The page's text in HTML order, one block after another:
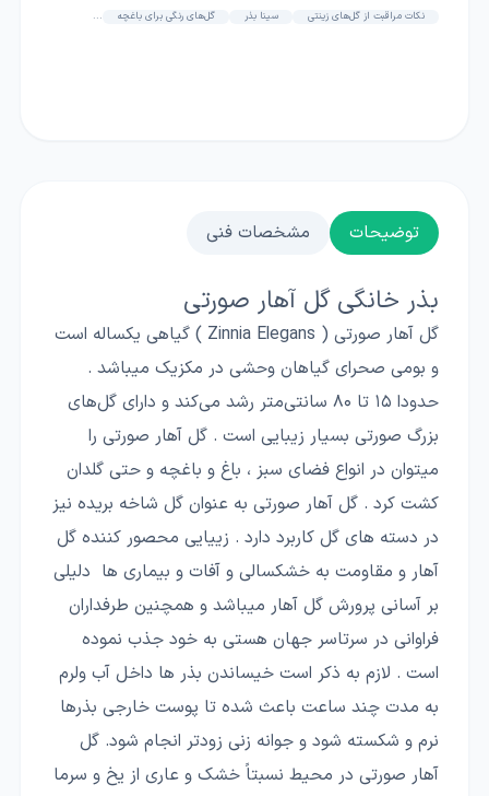
نکات مراقبت از گل‌های زینتی سینا بذر گل‌های رنگی برای باغچه ...
توضیحات مشخصات فنی
بذر خانگی گل آهار صورتی
گل آهار صورتی ( Zinnia Elegans ) گیاهی یکساله است
و بومی صحرای گیاهان وحشی در مکزیک میباشد .
حدودا ۱۵ تا ۸۰ سانتی‌متر رشد می‌کند و دارای گل‌های
بزرگ صورتی بسیار زیبایی است . گل آهار صورتی را
میتوان در انواع فضای سبز ، باغ و باغچه و حتی گلدان
کشت کرد . گل آهار صورتی به عنوان گل شاخه بریده نیز
در دسته های گل کاربرد دارد . زییایی محصور کننده گل
آهار و مقاومت به خشکسالی و آفات و بیماری ها دلیلی
بر آسانی پرورش گل آهار میباشد و همچنین طرفداران
فراوانی در سرتاسر جهان هستی به خود جذب نموده
است . لازم به ذکر است خیساندن بذر ها داخل آب ولرم
به مدت چند ساعت باعث شده تا پوست خارجی بذرها
نرم و شکسته شود و جوانه زنی زودتر انجام شود. گل
آهار صورتی در محیط نسبتاً خشک و عاری از یخ و سرما